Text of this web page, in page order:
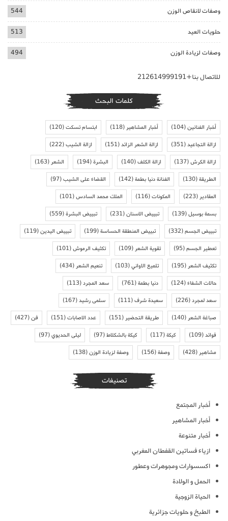
وصفات لانقاص الوزن 544
حلويات العيد 513
وصفات لزيادة الوزن 494
للاتصال بنا+212614999191
كلمات البحث
أخبار الفنانين(104) أخبار المشاهير(118) ابتسام تسكت(120)
ازالة التجاعيد(351) ازالة الشعر الزائد(151) ازالة الشيب(222)
ازالة الكرش(137) ازالة الكلف(140) البشرة(194) الشعر(163)
الطريقة(130) الفنانة دنيا بطمة(142) القضاء على الشيب(97)
المقادير(223) المكونات(116) الملك محمد السادس(101)
بسمة بوسيل(139) تبييض الاسنان(231) تبييض البشرة(559)
تبييض الجسم(332) تبييض المنطقة الحساسة(199) تبييض اليدين(119)
تعطير الجسم(95) تقوية الشعر(109) تكثيف الرموش(101)
تكثيف الشعر(195) تلميع الاواني(103) تنعيم الشعر(434)
حالات الشفاء(124) دنيا بطمة(761) سعد المجرد(113)
سعد لمجرد(226) سعيدة شرف(111) سلمى رشيد(167)
صباغة الشعر(140) طريقة التحضير(151) عدد الاصابات(151) فن(427)
فوائد(109) كيكة(117) كيكة بالشكلاط(97) ليلى الحديوي(97)
مشاهير(428) وصفة(156) وصفة لزيادة الوزن(138)
تصنيفات
أخبار المجتمع
أخبار المشاهير
أخبار متنوعة
ازياء فساتين القفطان المغربي
اكسسوارات ومجوهرات وعطور
الحمل و الولادة
الحياة الزوجية
الطبخ و حلويات جزائرية